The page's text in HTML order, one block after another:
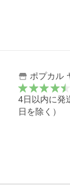
ポプカル
4日以内に発
日を除く）